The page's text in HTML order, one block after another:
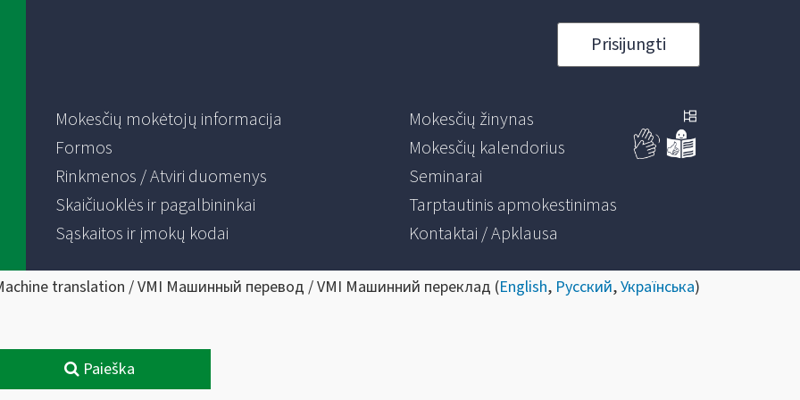
Prisijungti
Mokesčių mokėtojų informacija
Formos
Rinkmenos / Atviri duomenys
Skaičiuoklės ir pagalbininkai
Sąskaitos ir įmokų kodai
Mokesčių žinynas
Mokesčių kalendorius
Seminarai
Tarptautinis apmokestinimas
Kontaktai / Apklausa
translation / VMI Машинный перевод / VMI Машинний переклад (English, Русский,Українська)
Paieška